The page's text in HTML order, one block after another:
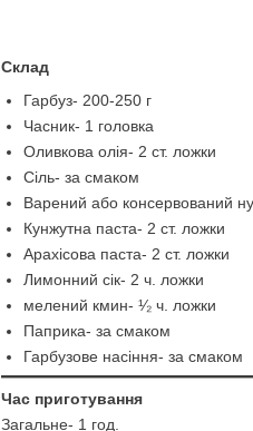
Склад
Гарбуз- 200-250 г
Часник- 1 головка
Оливкова олія- 2 ст. ложки
Сіль- за смаком
Варений або консервований
Кунжутна паста- 2 ст. ложки
Арахісова паста- 2 ст. ложки
Лимонний сік- 2 ч. ложки
мелений кмин- ¹⁄₂ ч. ложки
Паприка- за смаком
Гарбузове насіння- за смаком
Час приготування
Загальне- 1 год.